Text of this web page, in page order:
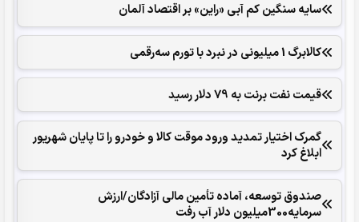
سایه سنگین کم آبی «راین» بر اقتصاد آلمان
کالابرگ 1 میلیونی در نبرد با تورم سه‌رقمی
قیمت نفت برنت به 79 دلار رسید
گمرک اختیار تمدید ورود موقت کالا و خودرو را تا پایان شهریور
ابلاغ کرد
صندوق توسعه، آماده تأمین مالی آزادگان/ارزش
سرمایه300میلیون دلار آب رفت